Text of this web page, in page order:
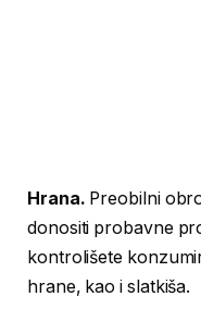
Hrana. Preobilni
donositi probavne
kontrolišete
hrane, kao i slatkiša.